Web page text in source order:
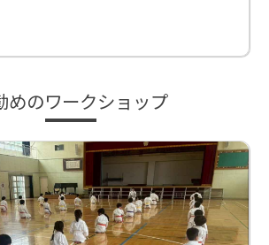
めのワークショップ